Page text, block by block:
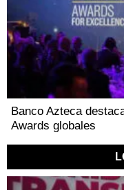
Banco Azteca
Awards globales